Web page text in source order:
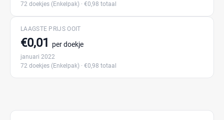
72 doekjes (Enkelpak) · €0,98 totaal
LAAGSTE PRIJS OOIT
€0,01 per doekje
januari 2022
72 doekjes (Enkelpak) · €0,98 totaal